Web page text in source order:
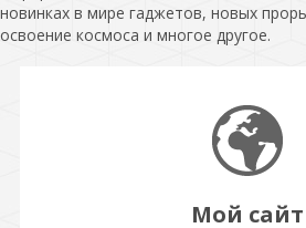
новинках в мире гаджетов, новых
освоение космоса и многое другое.
Мой сайт